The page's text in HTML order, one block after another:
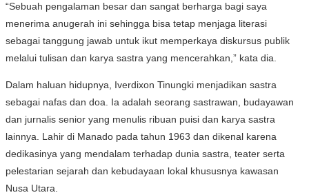
“Sebuah pengalaman besar dan sangat berharga bagi saya
menerima anugerah ini sehingga bisa tetap menjaga literasi
sebagai tanggung jawab untuk ikut memperkaya diskursus publik
melalui tulisan dan karya sastra yang mencerahkan,” kata dia.
Dalam haluan hidupnya, Iverdixon Tinungki menjadikan sastra
sebagai nafas dan doa. Ia adalah seorang sastrawan, budayawan
dan jurnalis senior yang menulis ribuan puisi dan karya sastra
lainnya. Lahir di Manado pada tahun 1963 dan dikenal karena
dedikasinya yang mendalam terhadap dunia sastra, teater serta
pelestarian sejarah dan kebudayaan lokal khususnya kawasan
Nusa Utara.